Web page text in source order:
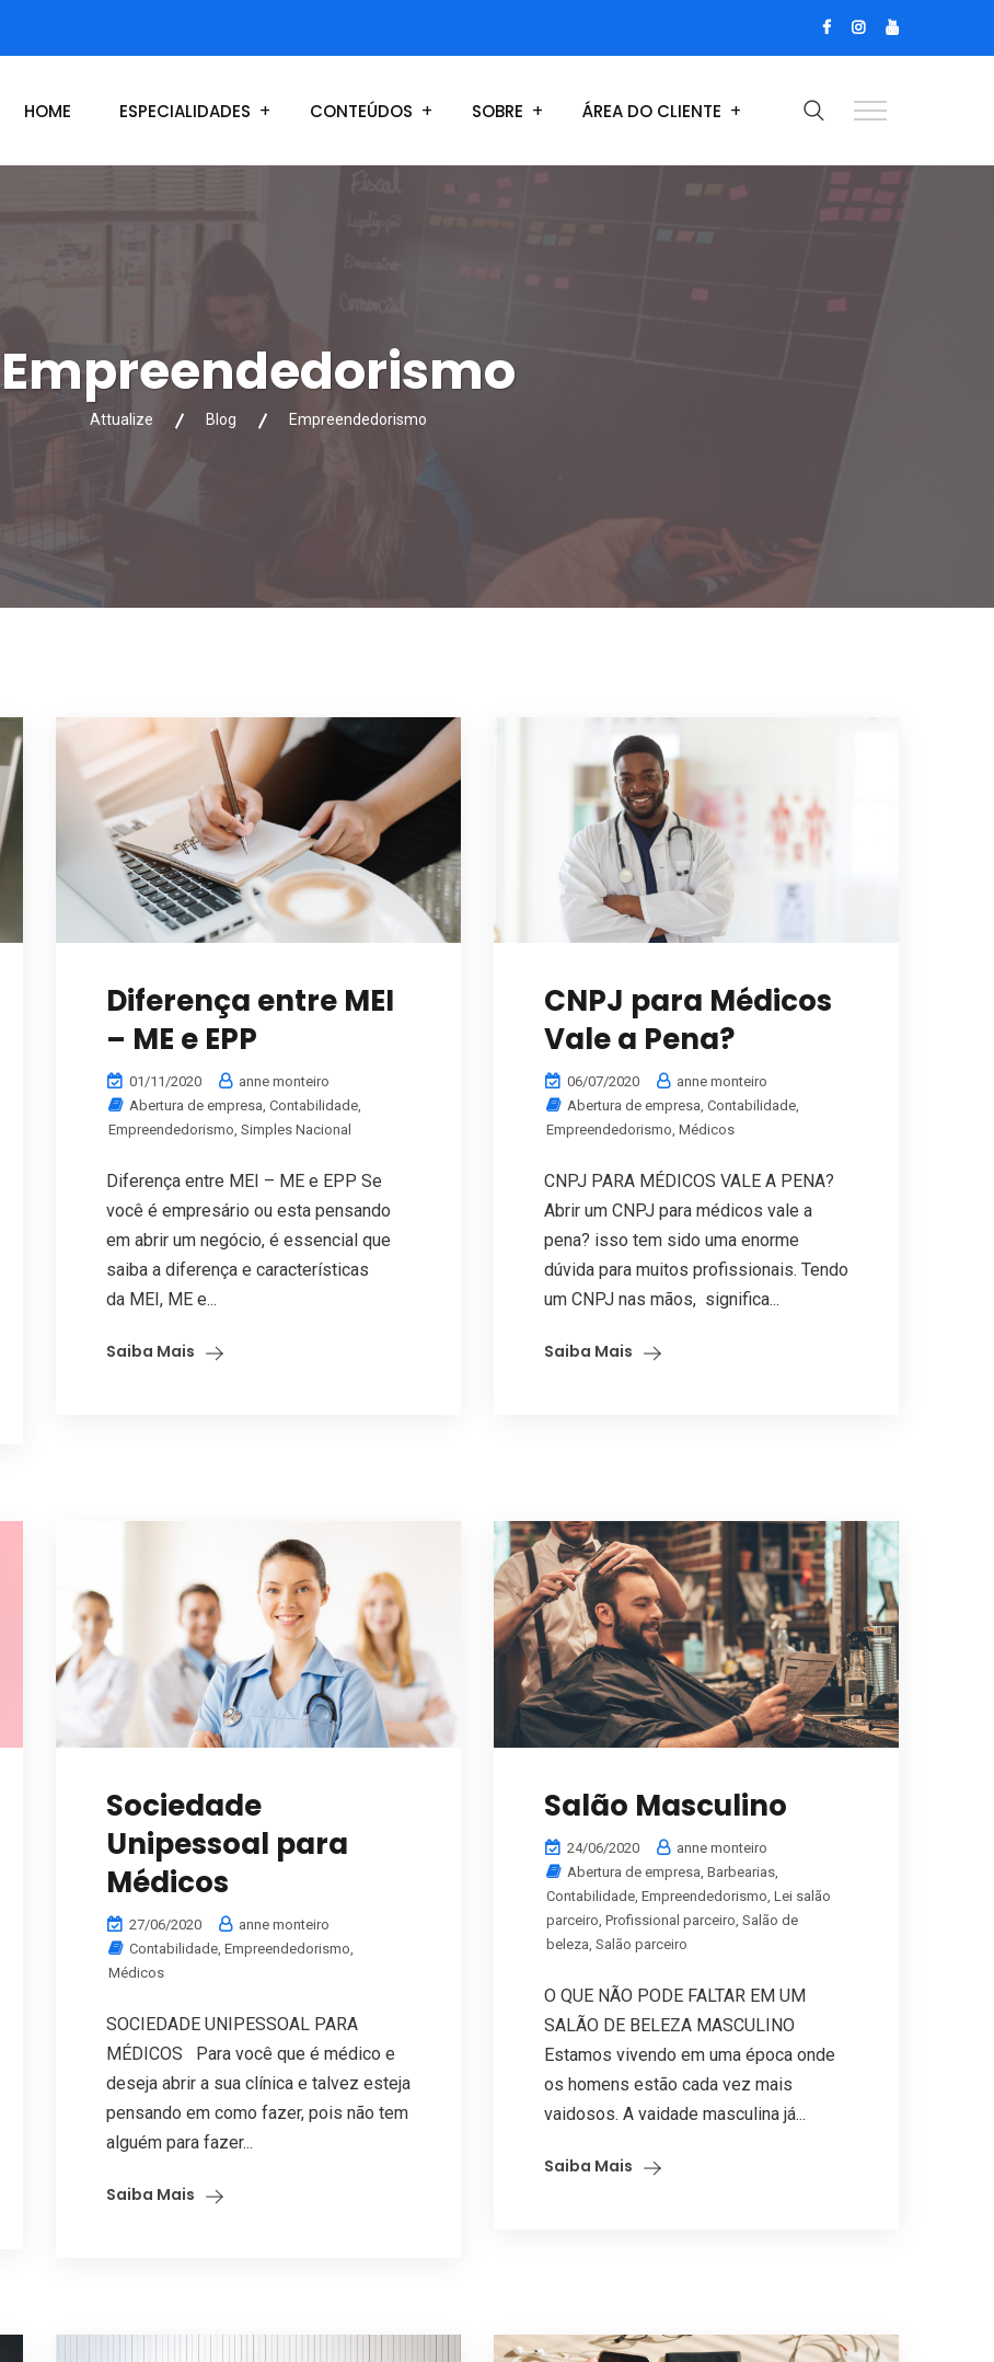
HOME ESPECIALIDADES CONTEÚDOS SOBRE ÁREA DO CLIENTE
Empreendedorismo
Attualize Blog Empreendedorismo
Diferença entre MEI
– ME e EPP
01/11/2020
anne monteiro
Abertura de empresa, Contabilidade,
Empreendedorismo, Simples Nacional
Diferença entre MEI – ME e EPP Se
você é empresário ou esta pensando
em abrir um negócio, é essencial que
saiba a diferença e características
da MEI, ME e...
Saiba Mais
CNPJ para Médicos
Vale a Pena?
06/07/2020
anne monteiro
Abertura de empresa, Contabilidade,
Empreendedorismo, Médicos
CNPJ PARA MÉDICOS VALE A PENA?
Abrir um CNPJ para médicos vale a
pena? isso tem sido uma enorme
dúvida para muitos profissionais. Tendo
um CNPJ nas mãos, significa...
Saiba Mais
Sociedade
Unipessoal para
Médicos
27/06/2020
anne monteiro
Contabilidade Empreendedorismo
Médicos
SOCIEDADE UNIPESSOAL PARA
MÉDICOS Para você que é médico e
deseja abrir a sua clínica e talvez esteja
pensando em como fazer, pois não tem
alguém para fazer...
Saiba Mais
Salão Masculino
24/06/2020
anne monteiro
Abertura de empresa Barbearias
Contabilidade Empreendedorismo Lei salão
parceiro Profissional parceiro Salão de
beleza Salão parceiro
O QUE NÃO PODE FALTAR EM UM
SALÃO DE BELEZA MASCULINO
Estamos vivendo em uma época onde
os homens estão cada vez mais
vaidosos. A vaidade masculina já...
Saiba Mais